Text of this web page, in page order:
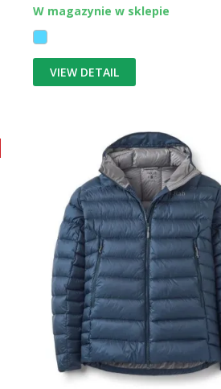
W magazynie w sklepie
VIEW DETAIL